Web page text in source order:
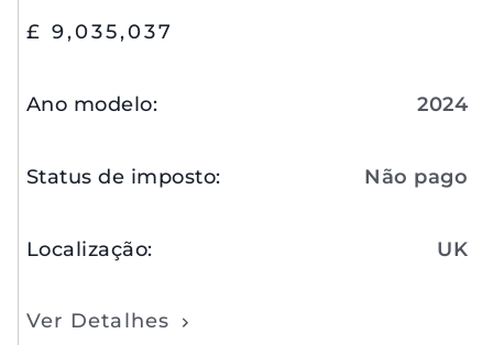
£ 9,035,037
Ano modelo: 2024
Status de imposto: Não pago
Localização: UK
Ver Detalhes